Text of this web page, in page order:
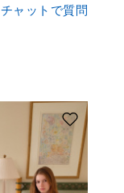
チャットで質問